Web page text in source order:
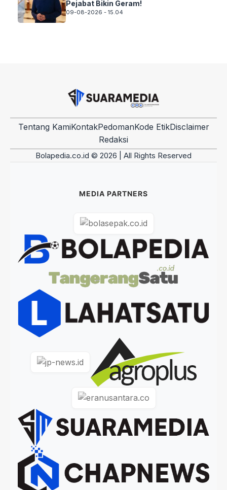
Pejabat Bikin Geram!
09-08-2026 - 15.04
Tentang KamiKontakPedomanKode EtikDisclaimer
Redaksi
Bolapedia.co.id © 2026 | All Rights Reserved
MEDIA PARTNERS